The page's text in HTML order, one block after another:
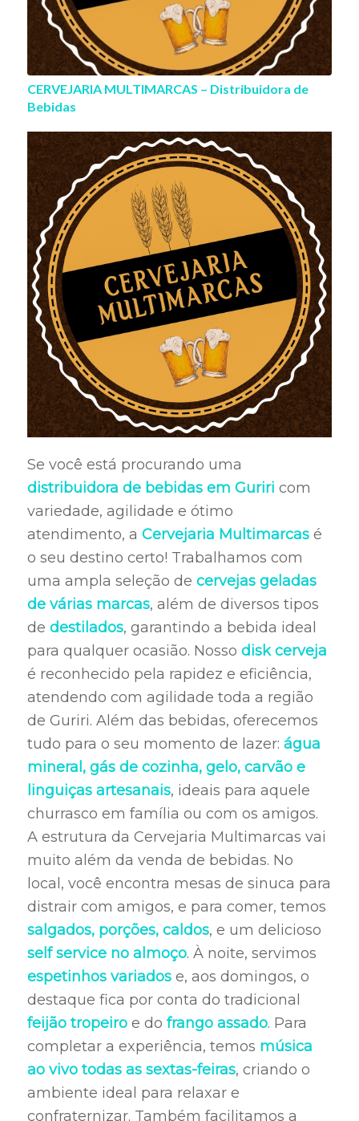
CERVEJARIA MULTIMARCAS – Distribuidora de
Bebidas
Se você está procurando uma
distribuidora de bebidas em Guriri com
variedade, agilidade e ótimo
atendimento, a Cervejaria Multimarcasé
o seu destino certo! Trabalhamos com
uma ampla seleção de cervejas geladas
de várias marcas, além de diversos tipos
de destilados, garantindo a bebida ideal
para qualquer ocasião. Nosso disk cerveja
é reconhecido pela rapidez e eficiência,
atendendo com agilidade toda a região
de Guriri. Além das bebidas, oferecemos
tudo para o seu momento de lazer: água
mineral, gás de cozinha, gelo, carvão e
linguiças artesanais, ideais para aquele
churrasco em família ou com os amigos.
A estrutura da Cervejaria Multimarcas vai
muito além da venda de bebidas. No
local, você encontra mesas de sinuca para
distrair com amigos, e para comer, temos
salgados, porções, caldos, e um delicioso
self service no almoço. À noite, servimos
espetinhos variadose, aos domingos, o
destaque fica por conta do tradicional
feijão tropeiroe do frango assado. Para
completar a experiência, temos música
ao vivo todas as sextas-feiras, criando o
ambiente ideal para relaxar e
confraternizar. Também facilitamos a